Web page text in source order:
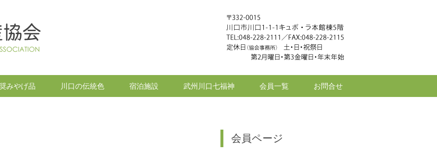
みやげ品 川口の伝統色 宿泊施設 武州川口七福神 会員一覧 お問合せ
会員ページ